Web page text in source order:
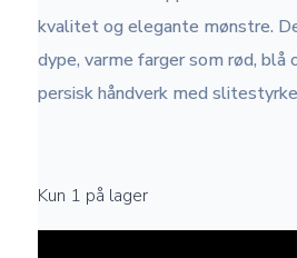
kvalitet og elegante mønstre.
dype, varme farger som rød,
persisk håndverk med
Kun 1 på lager